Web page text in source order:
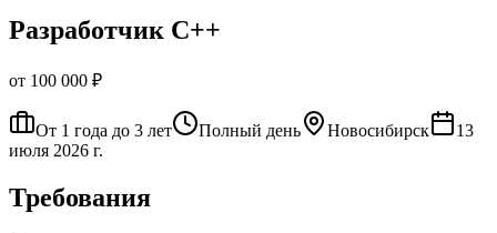
Разработчик C++
от 100 000 ₽
От 1 года до 3 лет Полный день Новосибирск
13
июля 2026 г.
Требования